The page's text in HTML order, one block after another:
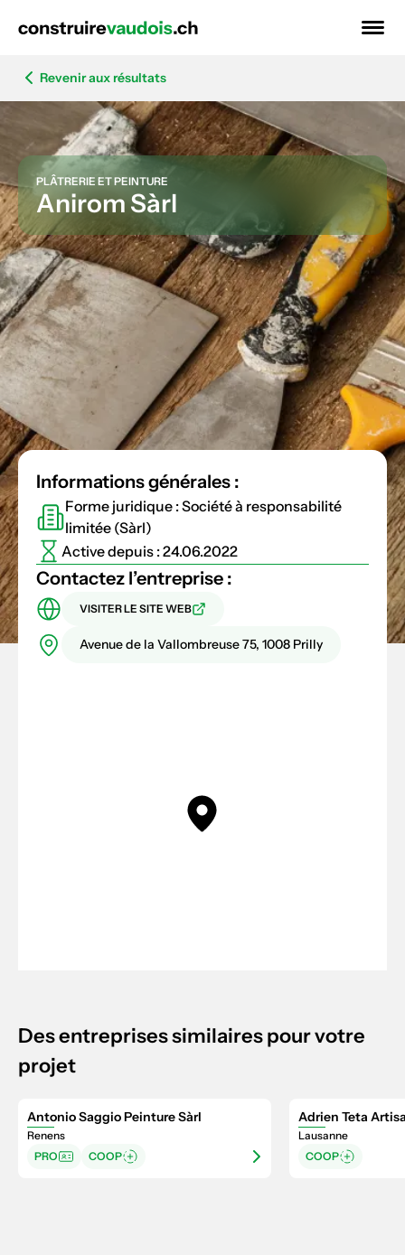
Revenir aux résultats
PLÂTRERIE ET PEINTURE
Anirom Sàrl
Informations générales :
Forme juridique : Société à responsabilité
limitée (Sàrl)
Active depuis : 24.06.2022
Contactez l’entreprise :
VISITER LE SITE WEB
Avenue de la Vallombreuse 75, 1008 Prilly
Des entreprises similaires pour votre
projet
Antonio Saggio Peinture Sàrl
Renens
PRO
COOP
Adrien Teta
Lausanne
COOP